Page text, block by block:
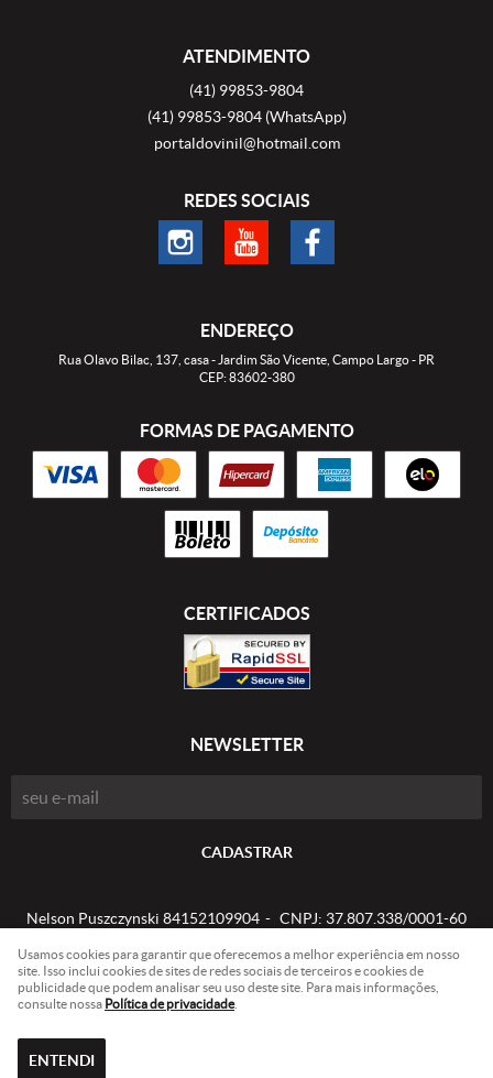
ATENDIMENTO
(41) 99853-9804
(41)99853-9804 (WhatsApp)
portaldovinil@hotmail.com
REDES SOCIAIS
ENDEREÇO
Rua Olavo Bilac, 137, casa- Jardim São Vicente, Campo Largo- PR
CEP: 83602-380
FORMAS DE PAGAMENTO
CERTIFICADOS
NEWSLETTER
CADASTRAR
Nelson Puszczynski 84152109904 CNPJ: 37.807.338/0001-60
LOJA VIRTUAL CRIADA POR
Usamos cookies para garantir que oferecemos a melhor experiência em nosso
site. Isso inclui cookies de sites de redes sociais de terceiros e cookies de
publicidade que podem analisar seu uso deste site. Para mais informações,
consulte nossa Política de privacidade.
ENTENDI